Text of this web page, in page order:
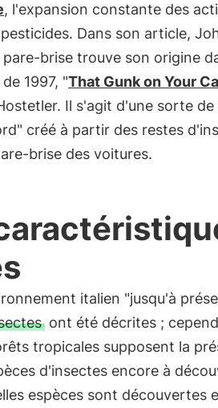
, l'expansion constante des
Dans son article,
brise trouve son origine
1997, "That Gunk on Your
Il s'agit d'une sorte de
créé à partir des restes
brise des voitures.
italien "jusqu'à
ont été décrites ;
tropicales supposent la
d'insectes encore à
espèces sont découvertes